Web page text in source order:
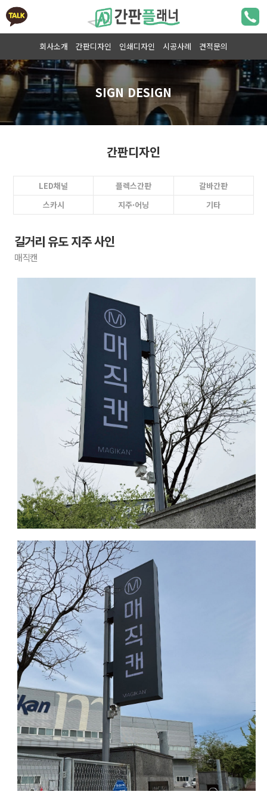
회사소개 간판디자인 인쇄디자인 시공사례 견적문의
간판디자인
LED채널 플렉스간판
갈바간판
스카시
지주·어닝 기타
길거리 유도 지주 사인
매직캔